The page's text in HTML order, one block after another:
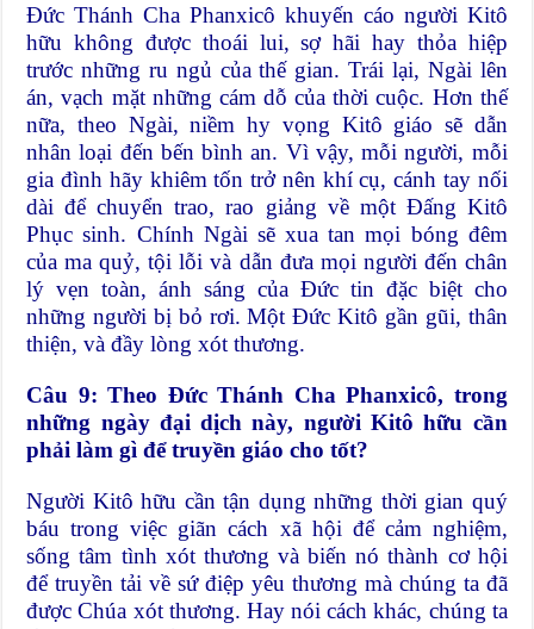
Đức Thánh Cha Phanxicô khuyến cáo người Kitô
hữu không được thoái lui, sợ hãi hay thỏa hiệp
trước những ru ngủ của thế gian. Trái lại, Ngài lên
án, vạch mặt những cám dỗ của thời cuộc. Hơn thế
nữa, theo Ngài, niềm hy vọng Kitô giáo sẽ dẫn
nhân loại đến bến bình an. Vì vậy, mỗi người, mỗi
gia đình hãy khiêm tốn trở nên khí cụ, cánh tay nối
dài để chuyển trao, rao giảng về một Đấng Kitô
Phục sinh. Chính Ngài sẽ xua tan mọi bóng đêm
của ma quỷ, tội lỗi và dẫn đưa mọi người đến chân
lý vẹn toàn, ánh sáng của Đức tin đặc biệt cho
những người bị bỏ rơi. Một Đức Kitô gần gũi, thân
thiện, và đầy lòng xót thương.
Câu 9: Theo Đức Thánh Cha Phanxicô, trong
những ngày đại dịch này, người Kitô hữu cần
phải làm gì để truyền giáo cho tốt?
Người Kitô hữu cần tận dụng những thời gian quý
báu trong việc giãn cách xã hội để cảm nghiệm,
sống tâm tình xót thương và biến nó thành cơ hội
để truyền tải về sứ điệp yêu thương mà chúng ta đã
được Chúa xót thương. Hay nói cách khác, chúng ta